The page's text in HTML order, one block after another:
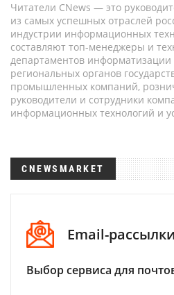
Читатели CNews — это
из самых успешных отраслей
индустрии информационных
составляют топ-менеджеры и
департаментов
региональных органов
промышленных компаний,
руководители и сотрудники
информационных технологий и
CNEWSMARKET
Email-рассылки
Выбор сервиса для